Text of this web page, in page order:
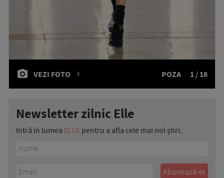
VEZI FOTO POZA 1 / 16
Newsletter zilnic Elle
Intră în lumea ELLE pentru a afla cele mai noi știri.